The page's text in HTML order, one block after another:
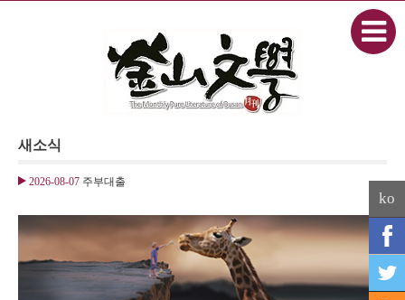
새소식
2026-08-07 주부대출
ko
Sketchbook5, 스케치북5
Sketchbook5, 스케치북5